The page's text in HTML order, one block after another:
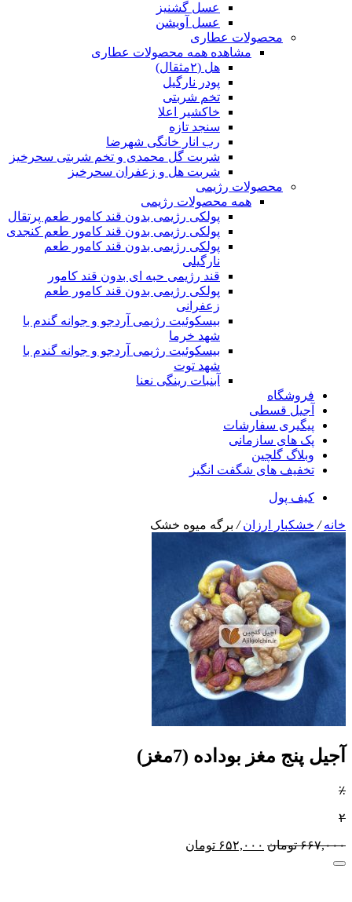
عسل گشنیز
عسل آویشن
محصولات عطاری
مشاهده همه محصولات عطاری
هل (۲مثقال)
پودر نارگیل
تخم شربتی
خاکشیر اعلا
سنجد تازه
رب انار خانگی شهرضا
شربت گل محمدی و تخم شربتی سحرخیز
شربت هل و زعفران سحرخیز
محصولات رژیمی
همه محصولات رژیمی
پولکی رژیمی بدون قند کامور طعم پرتقال
پولکی رژیمی بدون قند کامور طعم کنجدی
پولکی رژیمی بدون قند کامور طعم
نارگیلی
قند رژیمی حبه ای بدون قند کامور
پولکی رژیمی بدون قند کامور طعم
زعفرانی
بيسکوئيت رژیمی آردجو و جوانه گندم با
شهد خرما
بيسکوئيت رژیمی آردجو و جوانه گندم با
شهد توت
آبنبات رینگی نعنا
فروشگاه
آجیل قسطی
پیگیری سفارشات
پک های سازمانی
وبلاگ گلچین
تخفیف های شگفت انگیز
کیف پول
خانه/ خشکبار ارزان/ برگه میوه خشک
آجیل پنج مغز بوداده (7مغز)
٪
۲
۶۶۷,۰۰۰ تومان ۶۵۲,۰۰۰ تومان